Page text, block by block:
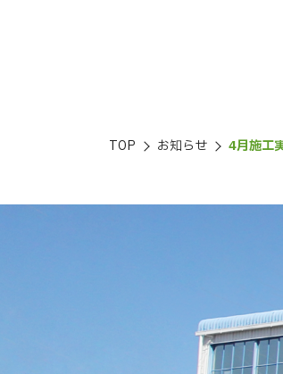
TOP お知らせ 4月施工